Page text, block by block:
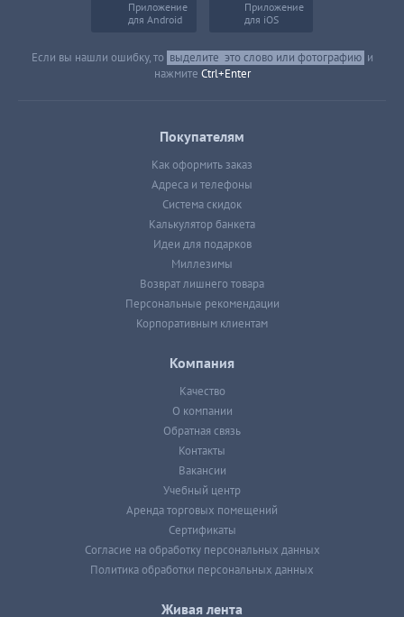
Приложение
для Android
Приложение
для iOS
Если вы нашли ошибку, то выделите это слово или фотографию и
нажмите Ctrl+Enter
Покупателям
Как оформить заказ
Адреса и телефоны
Система скидок
Калькулятор банкета
Идеи для подарков
Миллезимы
Возврат лишнего товара
Персональные рекомендации
Корпоративным клиентам
Компания
Качество
О компании
Обратная связь
Контакты
Вакансии
Учебный центр
Аренда торговых помещений
Сертификаты
Согласие на обработку персональных данных
Политика обработки персональных данных
Живая лента